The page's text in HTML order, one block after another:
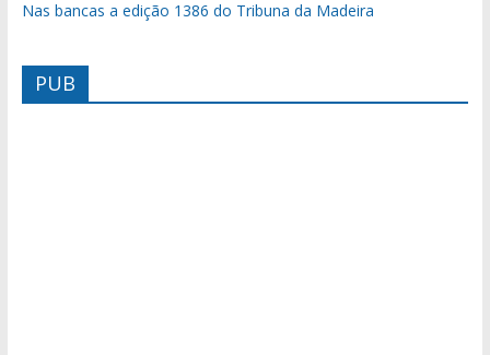
Nas bancas a edição 1386 do Tribuna da Madeira
PUB